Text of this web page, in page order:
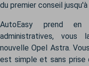
du premier conseil jusqu'à
AutoEasy prend
administratives, vous
nouvelle Opel Astra.
est simple et sans prise